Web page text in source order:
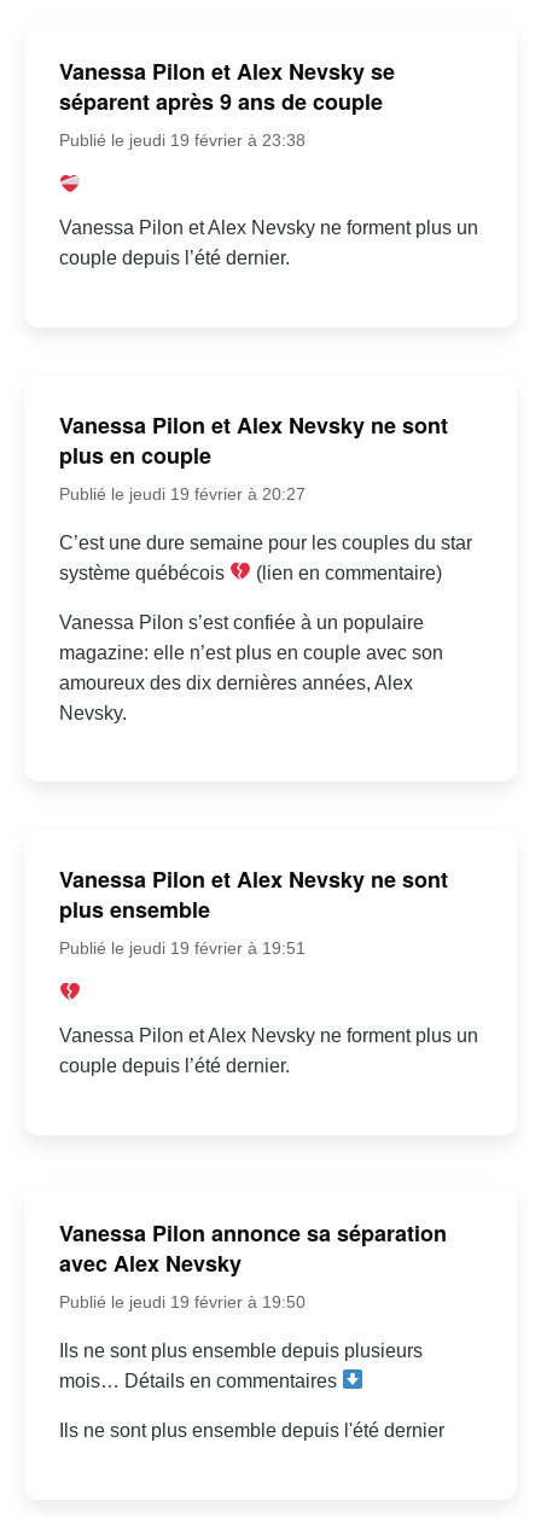
Vanessa Pilon et Alex Nevsky se
séparent après 9 ans de couple
Publié le jeudi 19 février à 23:38
Vanessa Pilon et Alex Nevsky ne forment plus un
couple depuis l’été dernier.
Vanessa Pilon et Alex Nevsky ne sont
plus en couple
Publié le jeudi 19 février à 20:27
C’est une dure semaine pour les couples du star
système québécois
(lien en commentaire)
Vanessa Pilon s’est confiée à un populaire
magazine: elle n’est plus en couple avec son
amoureux des dix dernières années, Alex
Nevsky.
Vanessa Pilon et Alex Nevsky ne sont
plus ensemble
Publié le jeudi 19 février à 19:51
Vanessa Pilon et Alex Nevsky ne forment plus un
couple depuis l’été dernier.
Vanessa Pilon annonce sa séparation
avec Alex Nevsky
Publié le jeudi 19 février à 19:50
Ils ne sont plus ensemble depuis plusieurs
mois… Détails en commentaires
Ils ne sont plus ensemble depuis l'été dernier